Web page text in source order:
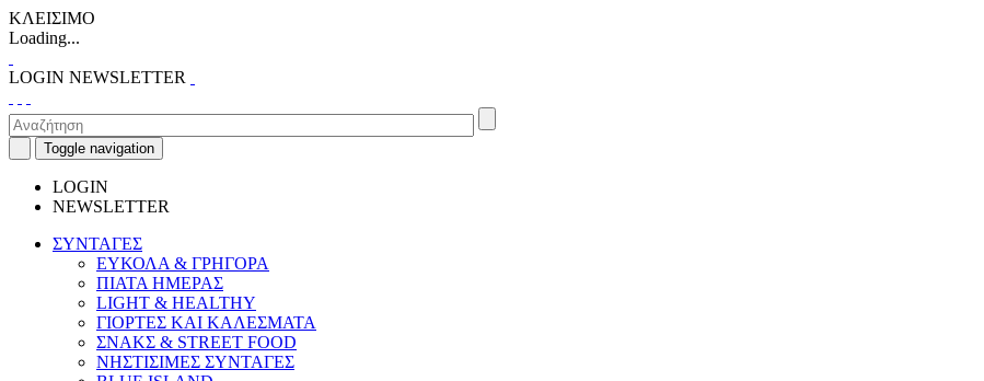
ΚΛΕΙΣΙΜΟ
Loading...
LOGIN NEWSLETTER
Toggle navigation
LOGIN
NEWSLETTER
ΣΥΝΤΑΓΕΣ
ΕΥΚΟΛΑ & ΓΡΗΓΟΡΑ
ΠΙΑΤΑ ΗΜΕΡΑΣ
LIGHT & HEALTHY
ΓΙΟΡΤΕΣ ΚΑΙ ΚΑΛΕΣΜΑΤΑ
ΣΝΑΚΣ & STREET FOOD
ΝΗΣΤΙΣΙΜΕΣ ΣΥΝΤΑΓΕΣ